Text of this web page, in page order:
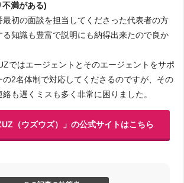
不満がある)
最初の面談を担当してくださった代表者の方
る知識も豊富で説明にも納得出来たので良か
ではエージェントとそのエージェントをサポ
の2名体制で対応してくださるのですが、その
も遅くミスも多く非常に困りました。
（ウズウズ）」の公式サイトはこちら